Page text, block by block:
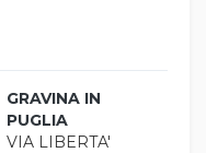
GRAVINA IN
PUGLIA
VIA LIBERTA'